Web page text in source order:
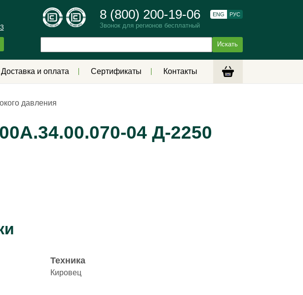
8 (800) 200-19-06
Звонок для регионов бесплатный
ENG РУС
Доставка и оплата Сертификаты Контакты
давления
04 Д-2250
Техника
Кировец